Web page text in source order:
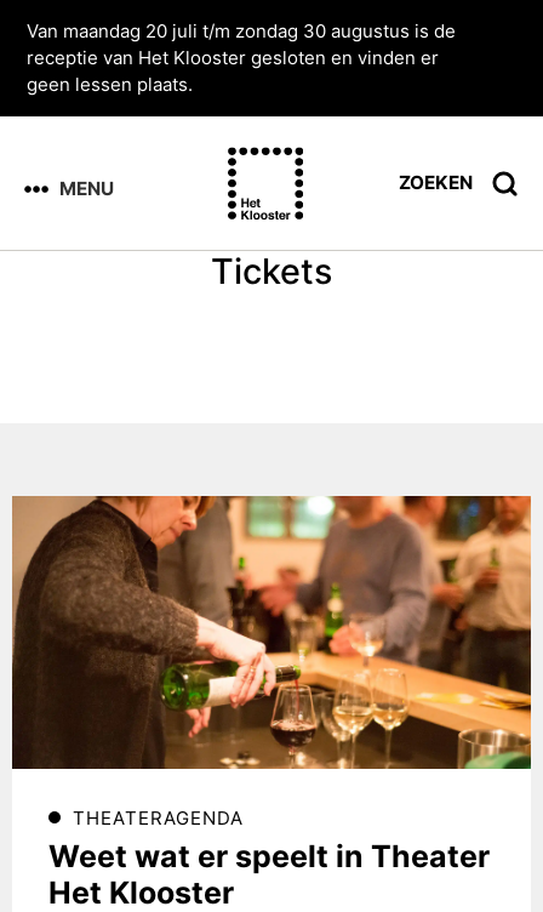
Van maandag 20 juli t/m zondag 30 augustus is de
receptie van Het Klooster gesloten en vinden er
geen lessen plaats.
MENU ZOEKEN
Tickets
THEATERAGENDA
Weet wat er speelt in Theater
Het Klooster